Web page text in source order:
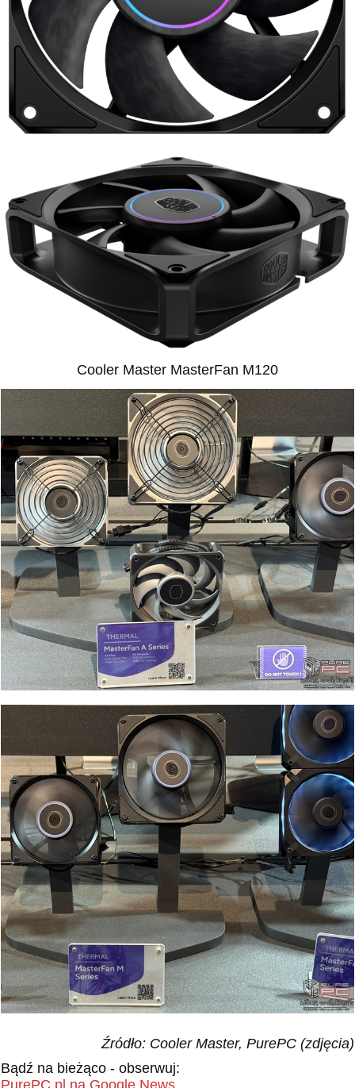
Cooler Master MasterFan M120
Źródło: Cooler Master, PurePC (zdjęcia)
Bądź na bieżąco - obserwuj:
PurePC.pl na Google News